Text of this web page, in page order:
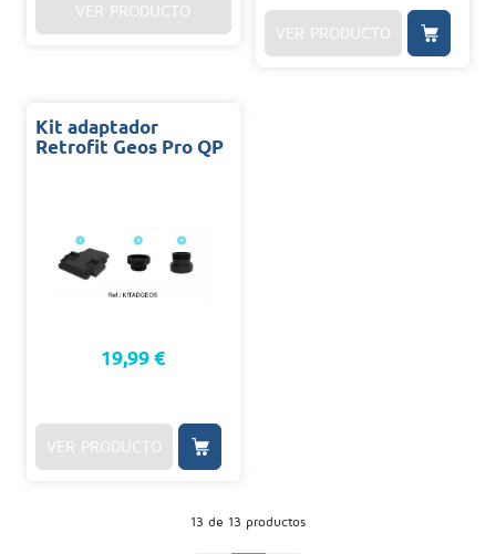
VER PRODUCTO
VER PRODUCTO
Kit adaptador
Retrofit Geos Pro QP
19,99 €
VER PRODUCTO
13 de 13 productos